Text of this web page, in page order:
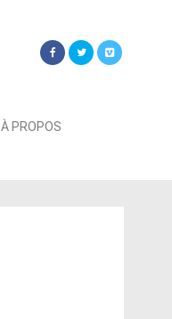
À PROPOS